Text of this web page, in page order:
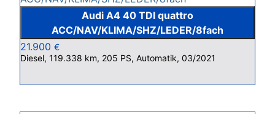
Audi A4 40 TDI quattro
ACC/NAV/KLIMA/SHZ/LEDER/8fach
21.900 €
Diesel, 119.338 km, 205 PS, Automatik, 03/2021